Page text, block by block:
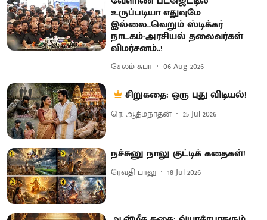
உருப்படியா எதுவுமே
இல்லை..வெறும் ஸ்டிக்கர்
நாடகம்-அரசியல் தலைவர்கள்
விமர்சனம்..!
சேலம் சுபா 06 Aug 2026
சிறுகதை: ஒரு புது விடியல்!
ரெ. ஆத்மநாதன் 25 Jul 2026
நச்சுனு நாலு குட்டிக் கதைகள்!
ரேவதி பாலு 18 Jul 2026